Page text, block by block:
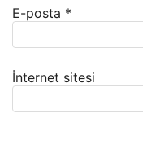
E-posta *
İnternet sitesi